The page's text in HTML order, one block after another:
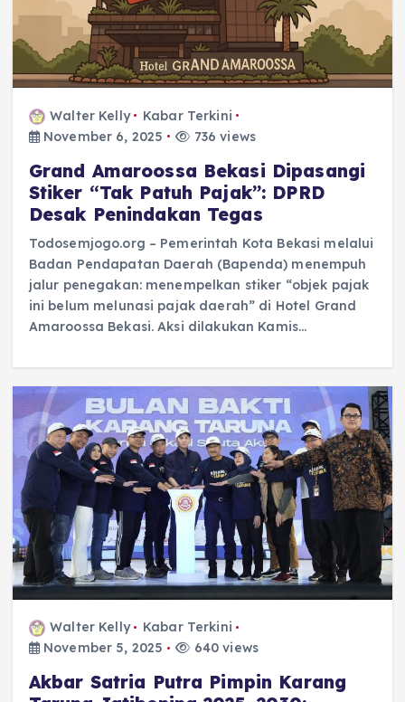
Walter Kelly
Kabar Terkini
November 6, 2025
736 views
Grand Amaroossa Bekasi Dipasangi
Stiker “Tak Patuh Pajak”: DPRD
Desak Penindakan Tegas
Todosemjogo.org – Pemerintah Kota Bekasi melalui
Badan Pendapatan Daerah (Bapenda) menempuh
jalur penegakan: menempelkan stiker “objek pajak
ini belum melunasi pajak daerah” di Hotel Grand
Amaroossa Bekasi. Aksi dilakukan Kamis…
Walter Kelly
Kabar Terkini
November 5, 2025
640 views
Akbar Satria Putra Pimpin Karang